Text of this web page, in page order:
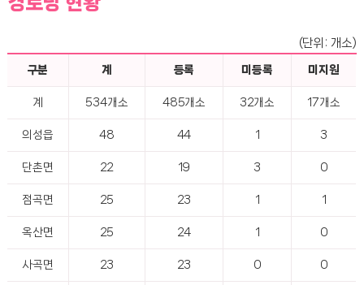
(단위: 개소)
구분 계 등록 미등록 미지원
계 534개소 485개소 32개소 17개소
의성읍 48 44 1 3
단촌면 22 19 3 0
점곡면 25 23 1 1
옥산면 25 24 1 0
사곡면 23 23 0 0